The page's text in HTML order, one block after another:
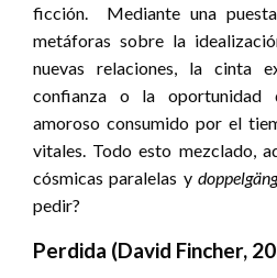
ficción. Mediante una
metáforas sobre la
nuevas relaciones, la cinta
confianza o la oportunidad
amoroso consumido por el
vitales. Todo esto mezclado,
cósmicas paralelas y
pedir?
Perdida (David Fincher,